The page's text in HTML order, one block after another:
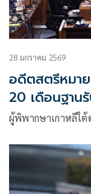
28 มกราคม 2569
อดีตสตรีหมา
20 เดือนฐาน
ผู้พิพากษาเกาหลีใ